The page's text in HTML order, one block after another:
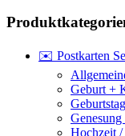
✉️ Postkarten
Geburt +
Hochzeit